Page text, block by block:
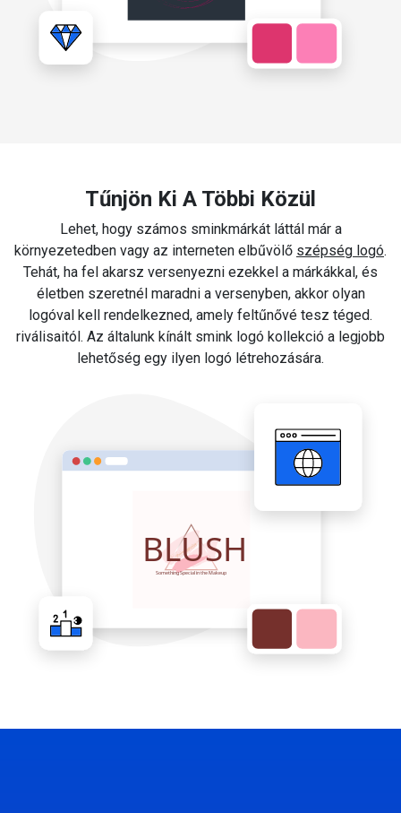
Tűnjön Ki A Többi Közül
Lehet, hogy számos sminkmárkát láttál már a
környezetedben vagy az interneten elbűvölő szépség logó.
Tehát, ha fel akarsz versenyezni ezekkel a márkákkal, és
életben szeretnél maradni a versenyben, akkor olyan
logóval kell rendelkezned, amely feltűnővé tesz téged.
riválisaitól. Az általunk kínált smink logó kollekció a legjobb
lehetőség egy ilyen logó létrehozására.